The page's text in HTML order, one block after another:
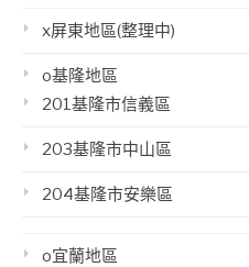
x屏東地區(整理中)
o基隆地區
201基隆市信義區
203基隆市中山區
204基隆市安樂區
o宜蘭地區